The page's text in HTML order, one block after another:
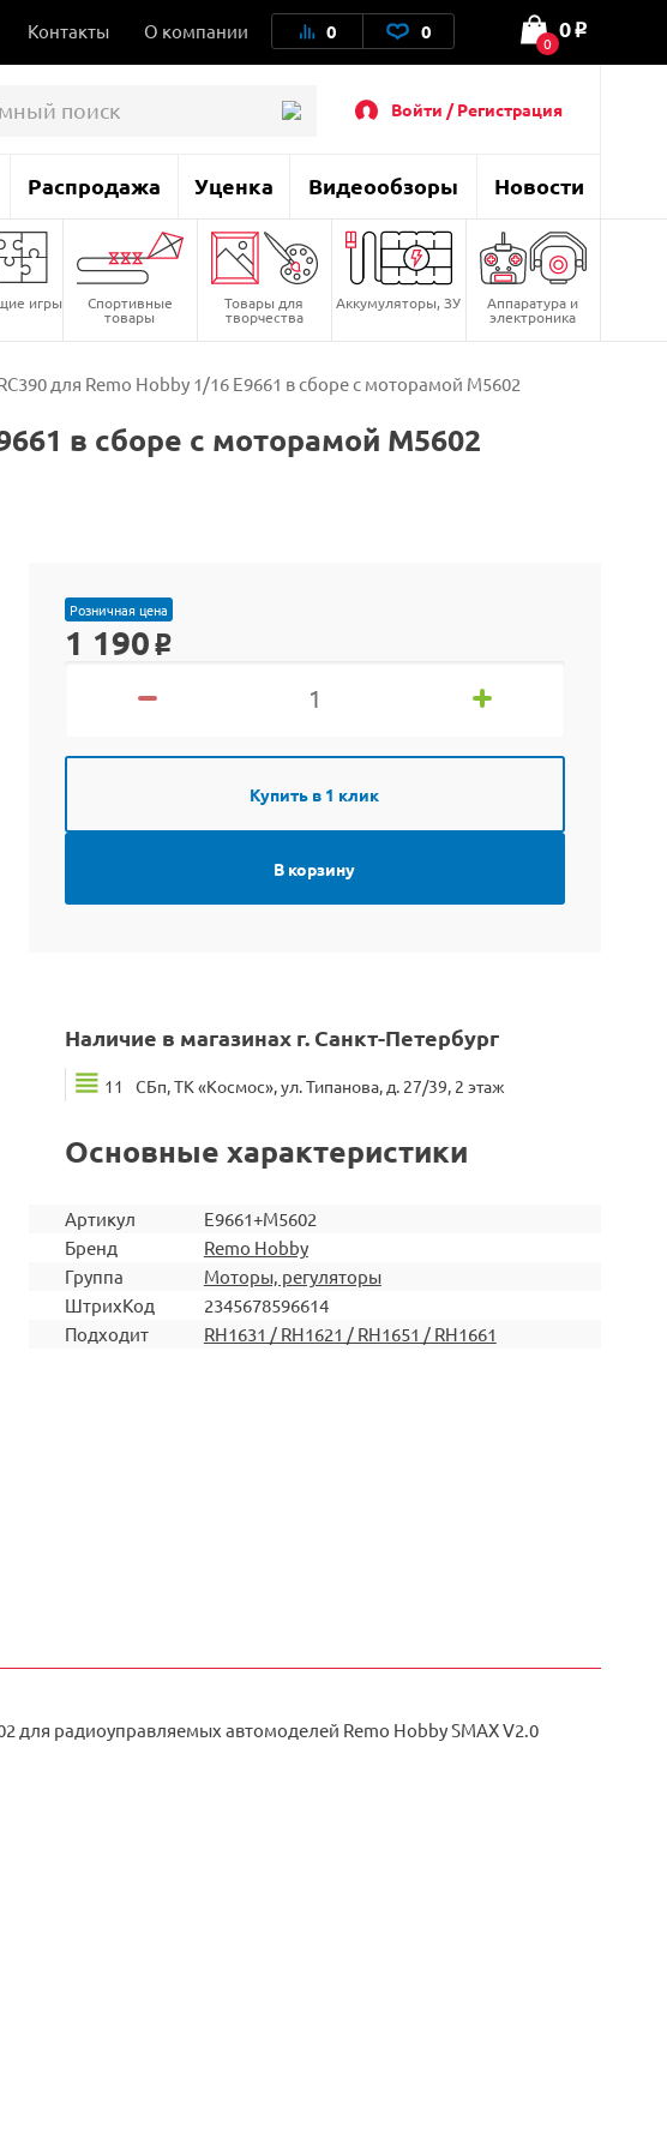
Контакты О компании 0 0 0
0 o
Войти / Регистрация
Распродажа Уценка Видеообзоры Новости
игры Спортивные
товары
Товары для
творчества
Аккумуляторы, ЗУ Аппаратура и
электроника
для Remo Hobby 1/16 E9661 в сборе с моторамой M5602
в сборе с моторамой M5602
Розничная цена
1 190 o
Купить в 1 клик
В корзину
Наличие в магазинах г. Санкт-Петербург
11 СБп, ТК «Космос», ул. Типанова, д. 27/39, 2 этаж
Основные характеристики
Артикул
E9661+M5602
Бренд
Remo Hobby
Группа
Моторы, регуляторы
ШтрихКод
2345678596614
Подходит
RH1631 / RH1621 / RH1651 / RH1661
для радиоуправляемых автомоделей Remo Hobby SMAX V2.0